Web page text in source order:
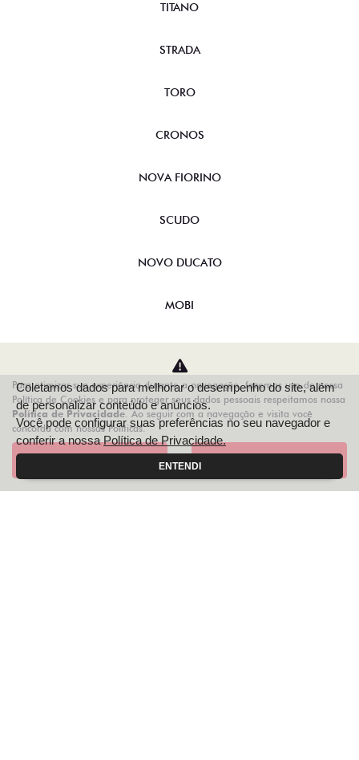
TITANO
STRADA
TORO
CRONOS
NOVA FIORINO
SCUDO
NOVO DUCATO
MOBI
VENDAS DIRETAS
PCD
SOLUÇÕES FINANCEIRAS
Para otimizar sua experiência durante a navegação, fazemos uso de nossa
Política de Cookies e para proteger seus dados pessoais respeitamos nossa
Política de Privacidade. Ao seguir com a navegação e visita você
concorda com nossas Políticas.
Coletamos dados para melhorar o desempenho do site, além
de personalizar conteúdo e anúncios.
Você pode configurar suas preferências no seu navegador e
conferir a nossaPolítica de Privacidade.
ENTENDI